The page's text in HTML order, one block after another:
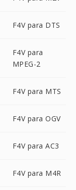
F4V para DTS
F4V para
MPEG-2
F4V para MTS
F4V para OGV
F4V para AC3
F4V para M4R